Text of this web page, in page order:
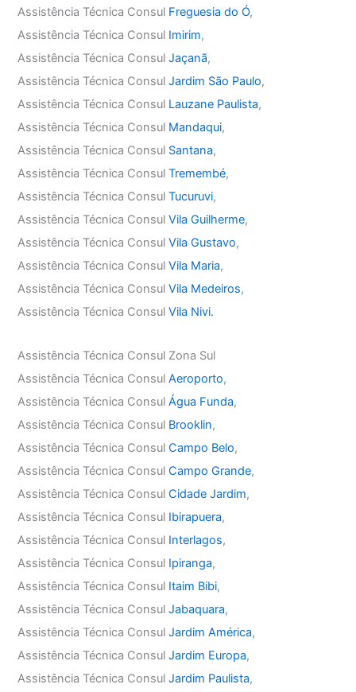
Assistência Técnica Consul Freguesia do Ó,
Assistência Técnica Consul Imirim,
Assistência Técnica ConsulJaçanã,
Assistência Técnica ConsulJardim São Paulo,
Assistência Técnica Consul Lauzane Paulista,
Assistência Técnica Consul Mandaqui,
Assistência Técnica Consul Santana,
Assistência Técnica ConsulTremembé,
Assistência Técnica ConsulTucuruvi,
Assistência Técnica ConsulVila Guilherme,
Assistência Técnica ConsulVila Gustavo,
Assistência Técnica ConsulVila Maria,
Assistência Técnica ConsulVila Medeiros,
Assistência Técnica ConsulVila Nivi.
Assistência Técnica Consul Zona Sul
Assistência Técnica ConsulAeroporto,
Assistência Técnica ConsulÁgua Funda,
Assistência Técnica Consul Brooklin,
Assistência Técnica ConsulCampo Belo,
Assistência Técnica ConsulCampo Grande,
Assistência Técnica ConsulCidade Jardim,
Assistência Técnica Consul Ibirapuera,
Assistência Técnica Consul Interlagos,
Assistência Técnica Consul Ipiranga,
Assistência Técnica Consul Itaim Bibi,
Assistência Técnica ConsulJabaquara,
Assistência Técnica ConsulJardim América,
Assistência Técnica ConsulJardim Europa,
Assistência Técnica ConsulJardim Paulista,